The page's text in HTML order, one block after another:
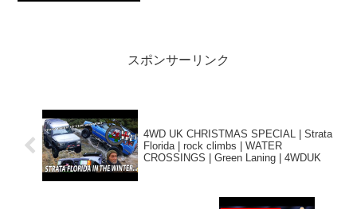
スポンサーリンク
4WD UK CHRISTMAS SPECIAL | Strata
Florida | rock climbs | WATER
CROSSINGS | Green Laning | 4WDUK